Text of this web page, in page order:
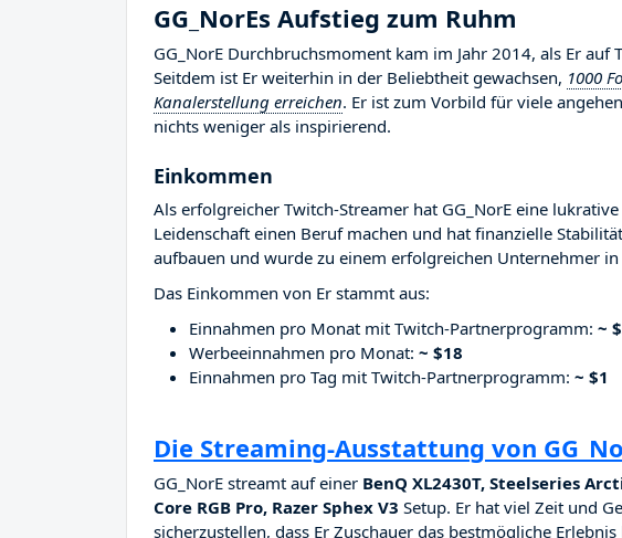
GG_NorEs Aufstieg zum Ruhm
GG_NorE Durchbruchsmoment kam im Jahr 2014, als Er
Seitdem ist Er weiterhin in der Beliebtheit gewachsen, 1000
Kanalerstellung erreichen. Er ist zum Vorbild für viele
nichts weniger als inspirierend.
Einkommen
Als erfolgreicher Twitch-Streamer hat GG_NorE eine
Leidenschaft einen Beruf machen und hat finanzielle
aufbauen und wurde zu einem erfolgreichen Unternehmer
Das Einkommen von Er stammt aus:
Einnahmen pro Monat mit Twitch-Partnerprogramm: ~
Werbeeinnahmen pro Monat: ~ $18
Einnahmen pro Tag mit Twitch-Partnerprogramm: ~ $1
Die Streaming-Ausstattung von
GG_NorE streamt auf einer BenQ XL2430T, Steelseries
Core RGB Pro, Razer Sphex V3 Setup. Er hat viel Zeit und
sicherzustellen, dass Er Zuschauer das bestmögliche